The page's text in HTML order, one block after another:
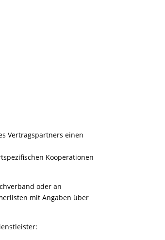
Vertragspartners einen
Kooperationen
oder an
mit Angaben über